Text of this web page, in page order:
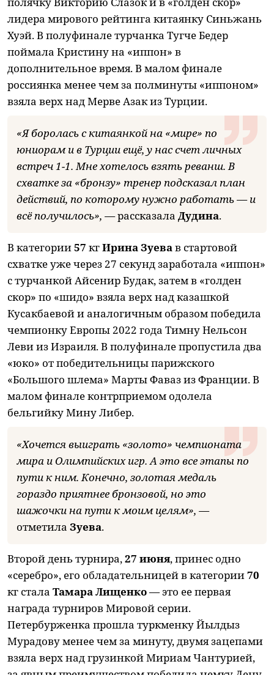
лидера мирового рейтинга китаянку Синьжань
Хуэй. В полуфинале турчанка Тугче Бедер
поймала Кристину на «иппон» в
дополнительное время. В малом финале
россиянка менее чем за полминуты «иппоном»
взяла верх над Мерве Азак из Турции.
«Я боролась с китаянкой на «мире» по
юниорам и в Турции ещё, у нас счет личных
встреч 1-1. Мне хотелось взять реванш. В
схватке за «бронзу» тренер подсказал план
действий, по которому нужно работать — и
всё получилось», —рассказала Дудина.
В категории57 кгИрина Зуевав стартовой
схватке уже через 27 секунд заработала «иппон»
с турчанкой Айсенир Будак, затем в «голден
скор» по «шидо» взяла верх над казашкой
Кусакбаевой и аналогичным образом победила
чемпионку Европы 2022 года Тимну Нельсон
Леви из Израиля. В полуфинале пропустила два
«юко» от победительницы парижского
«Большого шлема» Марты Фаваз из Франции. В
малом финале контрприемом одолела
бельгийку Мину Либер.
«Хочется выиграть «золото» чемпионата
мира и Олимпийских игр. А это все этапы по
пути к ним. Конечно, золотая медаль
гораздо приятнее бронзовой, но это
шажочки на пути к моим целям», —
отметила Зуева.
Второй день турнира,27 июня, принес одно
«серебро», его обладательницей в категории70
кг стала Тамара Лищенко— это ее первая
награда турниров Мировой серии.
Петербурженка прошла туркменку Йылдыз
Мурадову менее чем за минуту, двумя зацепами
взяла верх над грузинкой Мириам Чантурией,